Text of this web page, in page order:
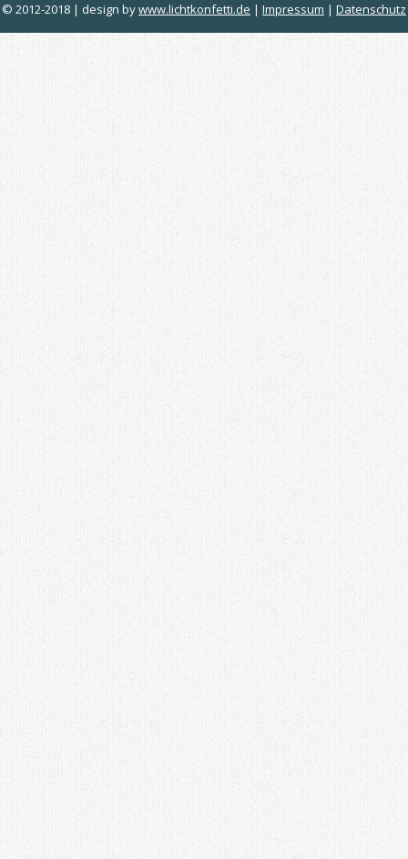
© 2012-2018 | design bywww.lichtkonfetti.de | Impressum | Datenschutz